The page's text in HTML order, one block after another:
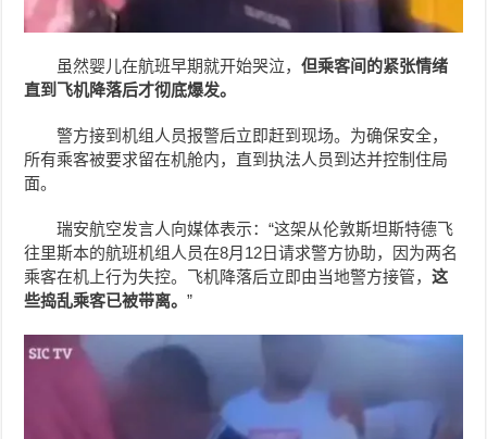
虽然婴儿在航班早期就开始哭泣，但乘客间的紧张情绪
直到飞机降落后才彻底爆发。
警方接到机组人员报警后立即赶到现场。为确保安全，
所有乘客被要求留在机舱内，直到执法人员到达并控制住局
面。
瑞安航空发言人向媒体表示：“这架从伦敦斯坦斯特德飞
往里斯本的航班机组人员在8月12日请求警方协助，因为两名
乘客在机上行为失控。飞机降落后立即由当地警方接管，这
些捣乱乘客已被带离。”